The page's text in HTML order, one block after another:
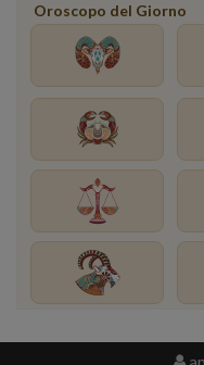
Oroscopo del Giorno